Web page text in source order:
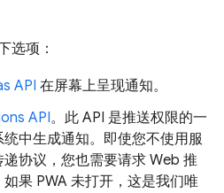
选项：
API 在屏幕上呈现通知。
API。此 API 是推送权限的一
中生成通知。即使您不使用服
协议，您也需要请求 Web 推
果 PWA 未打开，这是我们唯